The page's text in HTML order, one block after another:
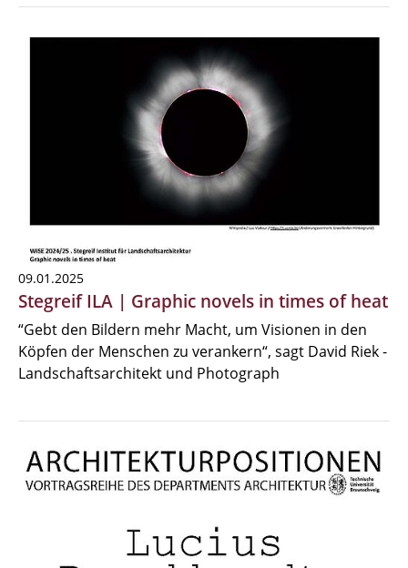
09.01.2025
Stegreif ILA | Graphic novels in times of heat
“Gebt den Bildern mehr Macht, um Visionen in den
Köpfen der Menschen zu verankern“, sagt David Riek -
Landschaftsarchitekt und Photograph